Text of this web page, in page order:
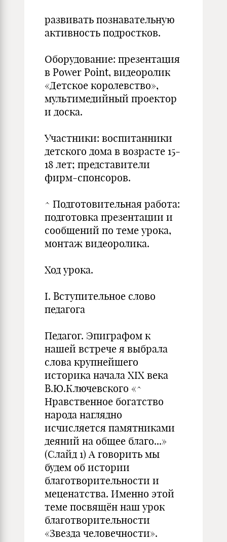
развивать познавательную
активность подростков.
Оборудование: презентация
в Power Point, видеоролик
«Детское королевство»,
мультимедийный проектор
и доска.
Участники: воспитанники
детского дома в возрасте 15-
18 лет; представители
фирм-спонсоров.
^ Подготовительная работа:
подготовка презентации и
сообщений по теме урока,
монтаж видеоролика.
Ход урока.
I. Вступительное слово
педагога
Педагог. Эпиграфом к
нашей встрече я выбрала
слова крупнейшего
историка начала XIX века
В.Ю.Ключевского «^
Нравственное богатство
народа наглядно
исчисляется памятниками
деяний на общее благо...»
(Слайд 1) А говорить мы
будем об истории
благотворительности и
меценатства. Именно этой
теме посвящён наш урок
благотворительности
«Звезда человечности».